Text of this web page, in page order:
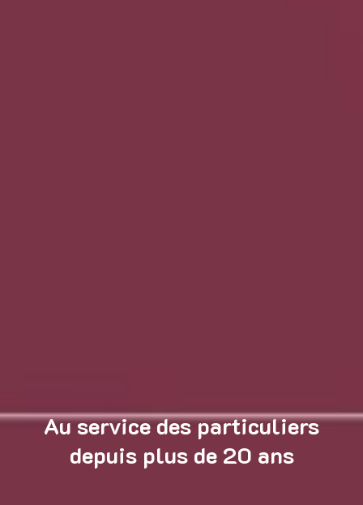
Au service des particuliers
depuis plus de 20 ans